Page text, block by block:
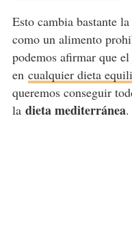
Esto cambia bastante
como un alimento
podemos afirmar que
en cualquier dieta
queremos conseguir
la dieta mediterránea.